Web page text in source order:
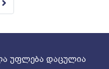
უფლება დაცულია